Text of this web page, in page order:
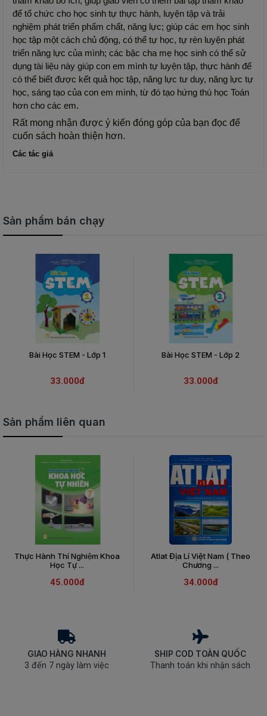
để tổ chức cho học sinh tự thực hành, luyện tập và trải
nghiệm phát triển phẩm chất, năng lực; giúp các em học sinh
học tập một cách chủ động, có thể tự học, tự rèn luyện phát
triển năng lực của mình; các bậc cha mẹ học sinh có thể sử
dụng tài liệu này giúp con em mình tự luyện tập, thực hành để
có thể biết được kết quả học tập, năng lực tư duy, năng lực tự
học, sáng tạo của con em mình, từ đó tạo hứng thú học Toán
hơn cho các em.
Rất mong nhận được ý kiến đóng góp của bạn đọc để
cuốn sách hoàn thiện hơn.
Các tác giả
Sản phẩm bán chạy
Bài Học STEM - Lớp 1
33.000đ
Bài Học STEM - Lớp 2
33.000đ
Sản phẩm liên quan
Thực Hành Thí Nghiệm Khoa
Học Tự ...
45.000đ
Atlat Địa Lí Việt Nam ( Theo
Chương ...
34.000đ
GIAO HÀNG NHANH
3 đến 7 ngày làm việc
SHIP COD TOÀN QUỐC
Thanh toán khi nhận sách